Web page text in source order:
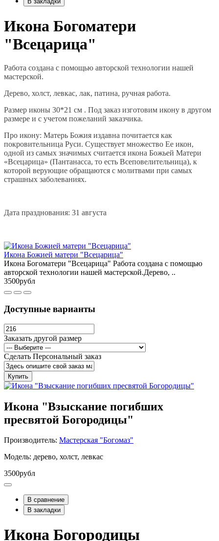
Икона Богоматери
"Всецарица"
Работа создана с помощью авторской технологии нашей
мастерской.
Дерево, холст, левкас, лак, патина, ручная работа.
Размер иконы 30*21 см . Под заказ изготовим икону в другом
размере и с учетом пожеланий заказчика.
Про икону: Матерь Божия издавна почитается как
покровительница Руси. Существует множество Ее икон,
одной из самых значимых считается икона Божьей Матери
«Всецарица» (Пантанасса, то есть Всеповелительница), к
которой верующие обращаются с молитвами при самых
страшных заболеваниях.
Дата празднования: 31 августа
Икона Божией матери "Всецарица"
Икона Богоматери "Всецарица" Работа создана с помощью
авторской технологии нашей мастерской.Дерево, ..
3500рубл
Доступные варианты
Заказать другой размер
Сделать Персональный заказ
Купить
Икона "Взыскание погибших
пресвятой Богородицы"
Производитель: Мастерская "Богомаз"
Модель: дерево, холст, левкас
3500рубл
В сравнение
В закладки
Икона Богородицы